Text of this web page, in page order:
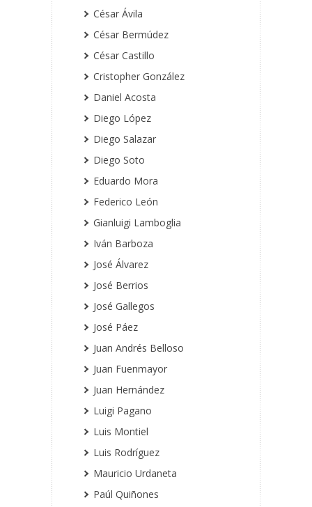
César Ávila
César Bermúdez
César Castillo
Cristopher González
Daniel Acosta
Diego López
Diego Salazar
Diego Soto
Eduardo Mora
Federico León
Gianluigi Lamboglia
Iván Barboza
José Álvarez
José Berrios
José Gallegos
José Páez
Juan Andrés Belloso
Juan Fuenmayor
Juan Hernández
Luigi Pagano
Luis Montiel
Luis Rodríguez
Mauricio Urdaneta
Paúl Quiñones